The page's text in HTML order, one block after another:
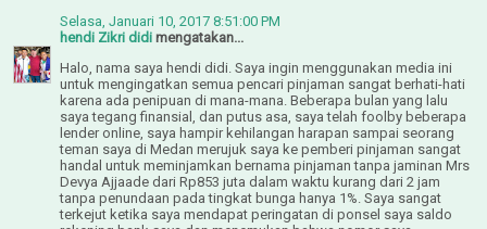
Selasa, Januari 10, 2017 8:51:00 PM
hendi Zikri didi mengatakan...
Halo, nama saya hendi didi. Saya ingin menggunakan media ini
untuk mengingatkan semua pencari pinjaman sangat berhati-hati
karena ada penipuan di mana-mana. Beberapa bulan yang lalu
saya tegang finansial, dan putus asa, saya telah foolby beberapa
lender online, saya hampir kehilangan harapan sampai seorang
teman saya di Medan merujuk saya ke pemberi pinjaman sangat
handal untuk meminjamkan bernama pinjaman tanpa jaminan Mrs
Devya Ajjaade dari Rp853 juta dalam waktu kurang dari 2 jam
tanpa penundaan pada tingkat bunga hanya 1%. Saya sangat
terkejut ketika saya mendapat peringatan di ponsel saya saldo